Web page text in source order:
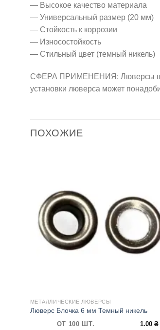
— Высокое качество материала
— Универсальный размер (20 мм)
— Стойкость к коррозии
— Износостойкость
— Стильный цвет (темный никель)
СФЕРА ПРИМЕНЕНИЯ: Люверсы
установки люверса может
ПОХОЖИЕ
МЕТАЛЛИЧЕСКИЕ ЛЮВЕРСЫ
Люверс Блочка 6 мм Темный никель
ОТ 100 ШТ. 1.00₴